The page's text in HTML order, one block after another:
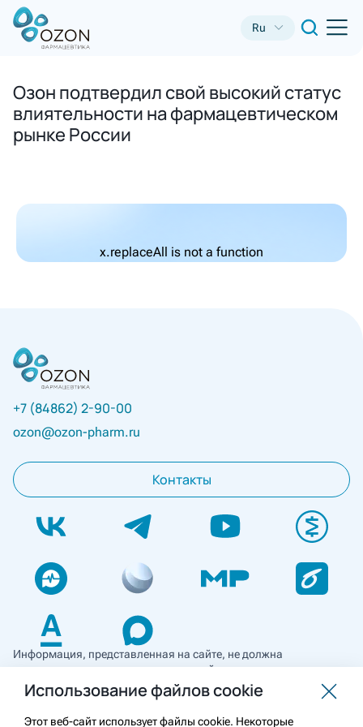
Ru
Озон подтвердил свой высокий статус
влиятельности на фармацевтическом
рынке России
x.replaceAll is not a function
+7 (84862) 2-90-00
ozon@ozon-pharm.ru
Контакты
Информация, представленная на сайте, не должна
использоваться для самостоятельной диагностики и лечения
и не может служить заменой очной консультации врача. Перед
применением необходимо ознакомиться
с противопоказаниями препарата. Информация
Использование файлов cookie
Этот веб-сайт использует файлы cookie. Некоторые